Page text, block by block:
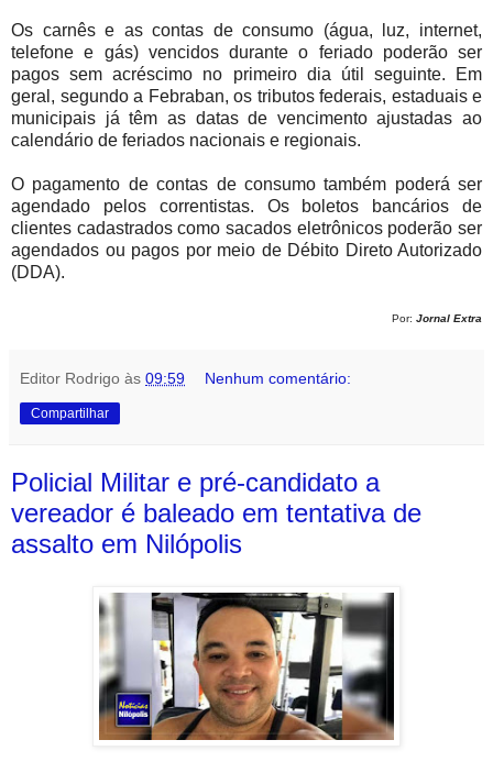
Os carnês e as contas de consumo (água, luz, internet,
telefone e gás) vencidos durante o feriado poderão ser
pagos sem acréscimo no primeiro dia útil seguinte. Em
geral, segundo a Febraban, os tributos federais, estaduais e
municipais já têm as datas de vencimento ajustadas ao
calendário de feriados nacionais e regionais.
O pagamento de contas de consumo também poderá ser
agendado pelos correntistas. Os boletos bancários de
clientes cadastrados como sacados eletrônicos poderão ser
agendados ou pagos por meio de Débito Direto Autorizado
(DDA).
Por: Jornal Extra
Editor Rodrigo às 09:59 Nenhum comentário:
Compartilhar
Policial Militar e pré-candidato a
vereador é baleado em tentativa de
assalto em Nilópolis